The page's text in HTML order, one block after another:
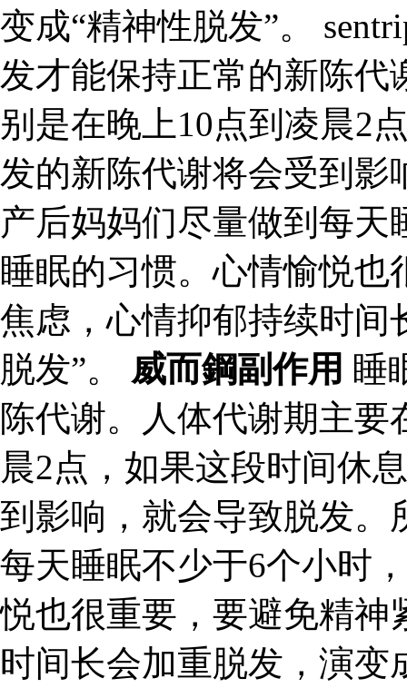
变成“精神性脱发”。
发才能保持正常的新陈代
别是在晚上10点到凌晨2
发的新陈代谢将会受到影
产后妈妈们尽量做到每
睡眠的习惯。心情愉悦
焦虑，心情抑郁持续时间
脱发”。 威而鋼副作用 睡
陈代谢。人体代谢期主
晨2点，如果这段时间休
到影响，就会导致脱发。
每天睡眠不少于6个小时
悦也很重要，要避免精神
时间长会加重脱发，演变